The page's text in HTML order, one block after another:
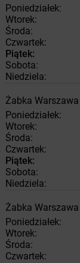
Poniedziałek:
Wtorek:
Środa:
Czwartek:
Piątek:
Sobota:
Niedziela:
Żabka Warszawa
Poniedziałek:
Wtorek:
Środa:
Czwartek:
Piątek:
Sobota:
Niedziela:
Żabka Warszawa
Poniedziałek:
Wtorek:
Środa:
Czwartek: